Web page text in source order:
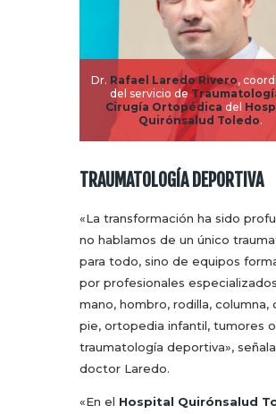
Dr. Rafael Laredo Rivero,
del servicio de
Cirugía Ortopédica del
Quirónsalud Toledo.
TRAUMATOLOGÍA DEPORTIVA
«La transformación ha sido
no hablamos de un único
para todo, sino de equipos
por profesionales
mano, hombro, rodilla, columna,
pie, ortopedia infantil, tumores o
traumatología deportiva»,
doctor Laredo.
«En el Hospital Quirónsalud